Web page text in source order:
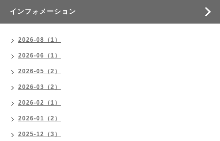
インフォメーション
2026-08（1）
2026-06（1）
2026-05（2）
2026-03（2）
2026-02（1）
2026-01（2）
2025-12（3）